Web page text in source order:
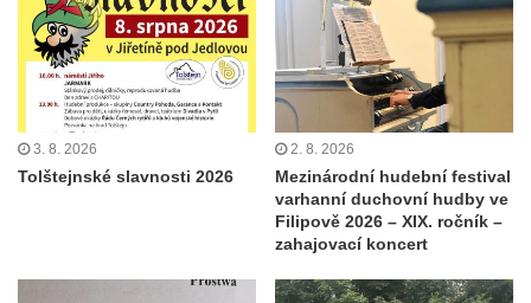
3. 8. 2026
Tolštejnské slavnosti 2026
2. 8. 2026
Mezinárodní hudební festival
varhanní duchovní hudby ve
Filipově 2026 – XIX. ročník –
zahajovací koncert